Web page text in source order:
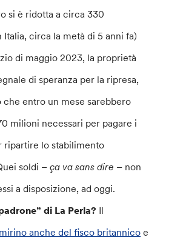
si è ridotta a circa 330
circa la metà di 5 anni fa)
di maggio 2023, la proprietà
di speranza per la ripresa,
che entro un mese sarebbero
milioni necessari per pagare i
ripartire lo stabilimento
soldi –ça va sans dire – non
a disposizione, ad oggi.
di La Perla? Il
anche del fisco britannico e